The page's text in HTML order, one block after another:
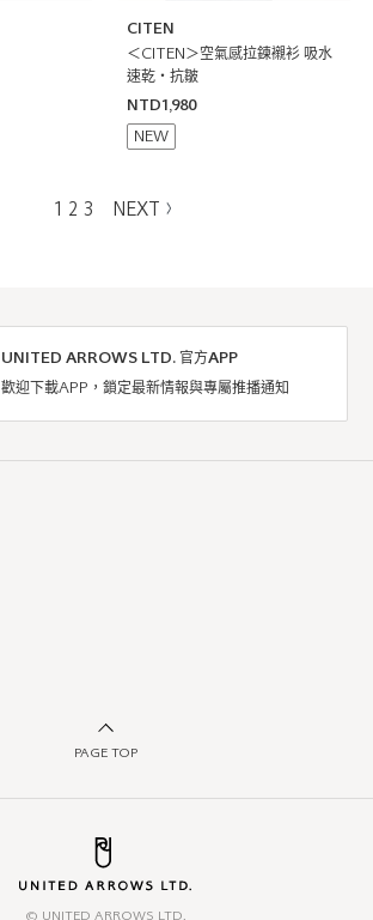
CITEN
＜CITEN＞空氣感拉鍊襯衫 吸水
速乾・抗皺
NTD1,980
NEW
1 2 3 NEXT
UNITED ARROWS LTD. 官方APP
歡迎下載APP，鎖定最新情報與專屬推播通知
PAGE TOP
© UNITED ARROWS LTD.